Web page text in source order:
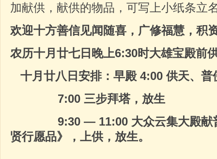
加献供，献供的物品，可写上小纸条立
欢迎十方善信见闻随喜，广修福慧，积
农历十月廿七日晚上6:30时大雄宝殿前
十月廿八日安排：早殿 4:00 供天、普
7:00 三步拜塔，放生
9:30 — 11:00 大众云集大殿
贤行愿品》，上供，放生。